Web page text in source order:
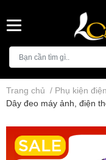
Trang chủ / Phụ kiện
Dây đeo máy ảnh, điện